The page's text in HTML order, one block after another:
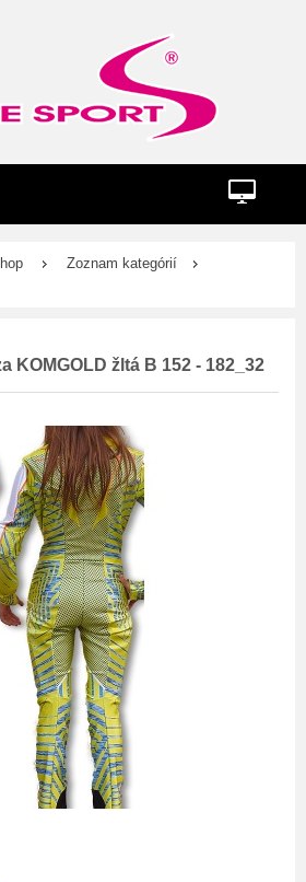
Zoznam kategórií
KOMGOLD žltá B 152 - 182_32